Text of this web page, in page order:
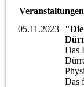
Veranstaltungen
05.11.2023
Das
Das